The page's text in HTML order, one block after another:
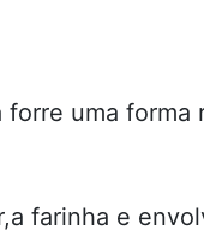
uma forma
farinha e